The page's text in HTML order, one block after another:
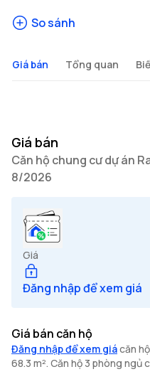
So sánh
Giá bán Tổng quan
Giá bán
Căn hộ chung cư dự án
8/2026
Giá
Đăng nhập để xem giá
Giá bán căn hộ
Đăng nhập để xem giácăn
68.3 m². Căn hộ 3 phòng ngủ